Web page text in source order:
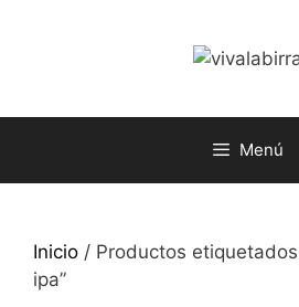
Menú
Inicio / Productos
ipa”